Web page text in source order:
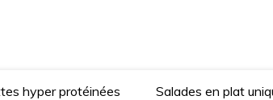
hyper protéinées Salades en plat